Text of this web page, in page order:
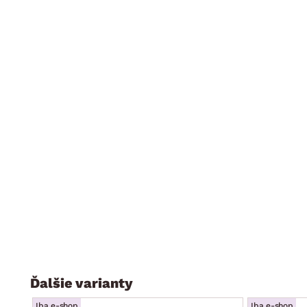
Ďalšie varianty